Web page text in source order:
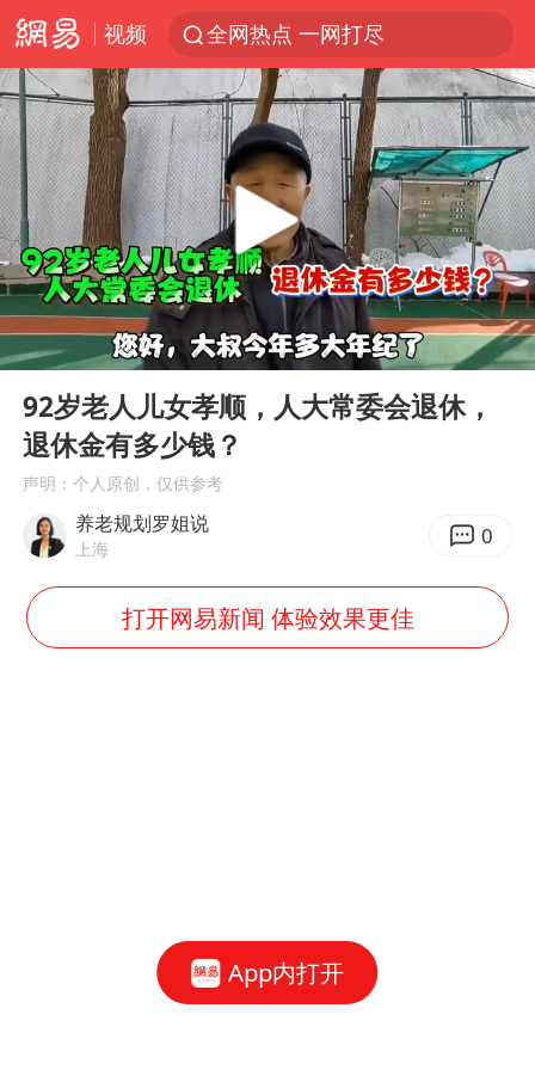
视频 全网热点 一网打尽
Play
00:00 04:49
92岁老人儿女孝顺，人大常委会退休，
退休金有多少钱？
声明：个人原创，仅供参考
养老规划罗姐说
上海 0
打开网易新闻 体验效果更佳
App内打开